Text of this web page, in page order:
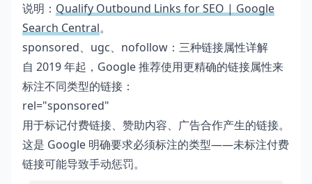
说明： Qualify Outbound Links for SEO | Google
Search Central。
sponsored、ugc、nofollow：三种链接属性详解
自 2019 年起，Google 推荐使用更精确的链接属性来
标注不同类型的链接：
rel="sponsored"
用于标记付费链接、赞助内容、广告合作产生的链接。
这是 Google 明确要求必须标注的类型——未标注付费
链接可能导致手动惩罚。